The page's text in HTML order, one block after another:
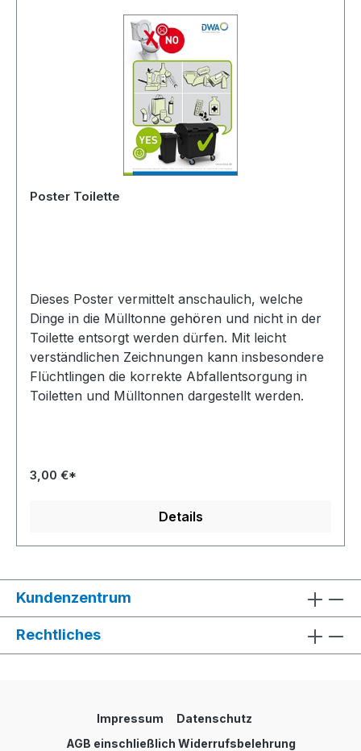
Poster Toilette
Dieses Poster vermittelt anschaulich, welche
Dinge in die Mülltonne gehören und nicht in der
Toilette entsorgt werden dürfen. Mit leicht
verständlichen Zeichnungen kann insbesondere
Flüchtlingen die korrekte Abfallentsorgung in
Toiletten und Mülltonnen dargestellt werden.
3,00 €*
Details
Kundenzentrum
Rechtliches
Impressum
Datenschutz
AGB einschließlich Widerrufsbelehrung